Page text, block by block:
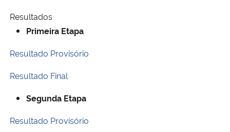
Resultados
Primeira Etapa
Resultado Provisório
Resultado Final
Segunda Etapa
Resultado Provisório